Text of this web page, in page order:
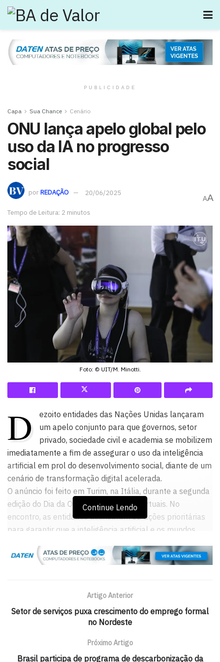
PUBLICIDADE
Capa Sua Chance Cenário
ONU lança apelo global pelo
uso da IA no progresso
social
porREDAÇÃO 20/06/2025
Tempo de Leitura: 2 minutos
AA
Foto: © UIT/M. Minotti.
D
ezoito entidades das Nações Unidas lançaram
um apelo conjunto para que governos, setor
privado, sociedade civil e academia se mobilizem
imediatamente a fim de assegurar o uso da inteligência
artificial em prol do desenvolvimento social, diante de um
cenário de transformação digital acelerada.
O anúncio foi feito em Turim, na Itália, durante a segunda
edição do Dia da ONU sobre Mundos Virtuais. No
encontro, as entidades delinearam 12 ações prioritárias
para garantir que a inteligência artificial e os mundos
princípios éticos.
tecnologias emergentes — como gêmeos digitais e
ambientes imersivos com IA — que já estão impactando
áreas como governança, educação, agricultura, saúde,
combate às mudanças climáticas e desenvolvimento
urbano.
Continue Lendo
Artigo Anterior
Setor de serviços puxa crescimento do emprego formal
no Nordeste
Próximo Artigo
Brasil participa de programa de descarbonização da